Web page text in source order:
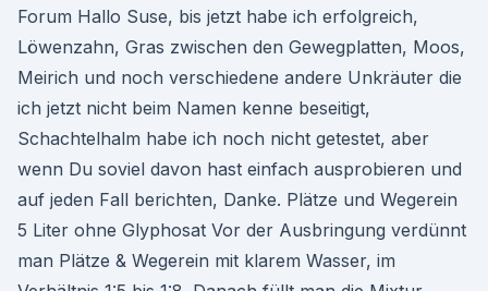
Forum Hallo Suse, bis jetzt habe ich erfolgreich,
Löwenzahn, Gras zwischen den Gewegplatten, Moos,
Meirich und noch verschiedene andere Unkräuter die
ich jetzt nicht beim Namen kenne beseitigt,
Schachtelhalm habe ich noch nicht getestet, aber
wenn Du soviel davon hast einfach ausprobieren und
auf jeden Fall berichten, Danke. Plätze und Wegerein
5 Liter ohne Glyphosat Vor der Ausbringung verdünnt
man Plätze & Wegerein mit klarem Wasser, im